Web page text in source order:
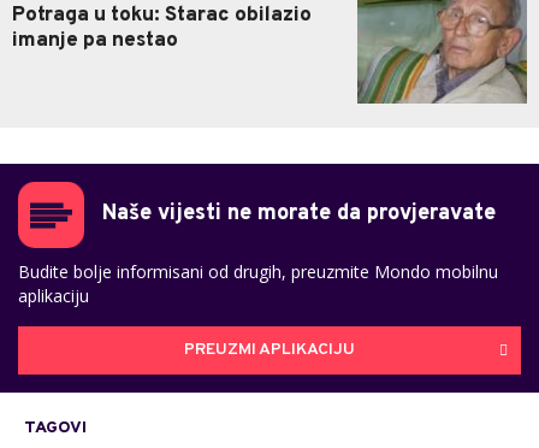
Potraga u toku: Starac obilazio
imanje pa nestao
Naše vijesti ne morate da provjeravate
Budite bolje informisani od drugih, preuzmite Mondo mobilnu
aplikaciju
PREUZMI APLIKACIJU
TAGOVI